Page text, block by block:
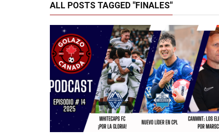
ALL POSTS TAGGED "FINALES"